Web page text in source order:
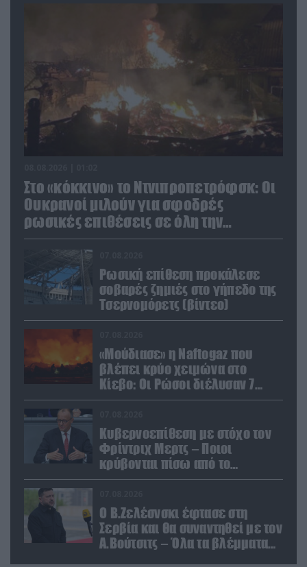
Στο «κόκκινο» το Ντνιπροπετρόφσκ: Οι
Ουκρανοί μιλούν για σφοδρές
ρωσικές επιθέσεις σε όλη την
επικράτεια
Ρωσική επίθεση προκάλεσε
σοβαρές ζημιές στο γήπεδο της
Τσερνομόρετς (βίντεο)
«Μούδιασε» η Naftogaz που
βλέπει κρύο χειμώνα στο
Κίεβο: Οι Ρώσοι διέλυσαν 7
εγκαταστάσεις του ουκρανικού
Κυβερνοεπίθεση με στόχο τον
Φρίντριχ Μερτς – Ποιοι
κρύβονται πίσω από το
παραποιημένο βίντεο
Ο Β.Ζελέσνσκι έφτασε στη
Σερβία και θα συναντηθεί με τον
Α.Βούτσιτς – Όλα τα βλέμματα